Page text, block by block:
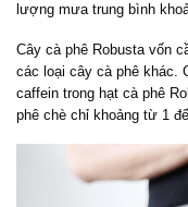
lượng mưa trung bình
Cây cà phê Robusta vốn
các loại cây cà phê khác.
caffein trong hạt cà phê
phê chè chỉ khoảng từ 1